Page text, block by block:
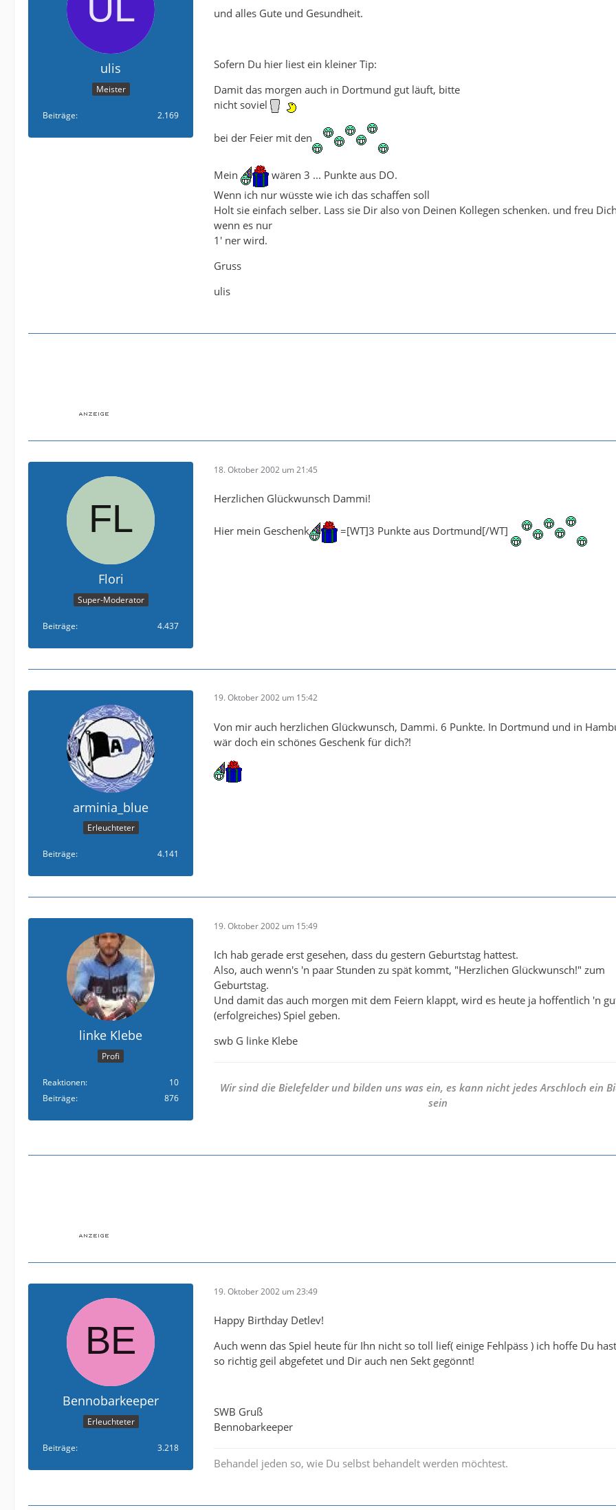
ulis
Meister
Beiträge 2.169
und alles Gute und Gesundheit.
Sofern Du hier liest ein kleiner Tip:
Damit das morgen auch in Dortmund gut läuft, bitte
nicht soviel
bei der Feier mit den
Mein
wären 3 ... Punkte aus DO.
Wenn ich nur wüsste wie ich das schaffen soll
Holt sie einfach selber. Lass sie Dir also von Deinen Kollegen schenken. und freu
wenn es nur
1' ner wird.
Gruss
ulis
Flori
Super-Moderator
Beiträge 4.437
18. Oktober 2002 um 21:45
Herzlichen Glückwunsch Dammi!
Hier mein Geschenk =[WT]3 Punkte aus Dortmund[/WT]
arminia_blue
Erleuchteter
Beiträge 4.141
19. Oktober 2002 um 15:42
Von mir auch herzlichen Glückwunsch, Dammi. 6 Punkte. In Dortmund und in
wär doch ein schönes Geschenk für dich?!
linke Klebe
Profi
Reaktionen
10
Beiträge
876
19. Oktober 2002 um 15:49
Ich hab gerade erst gesehen, dass du gestern Geburtstag hattest.
Also, auch wenn's 'n paar Stunden zu spät kommt, "Herzlichen Glückwunsch!" zum
Geburtstag.
Und damit das auch morgen mit dem Feiern klappt, wird es heute ja hoffentlich 'n
(erfolgreiches) Spiel geben.
swb G linke Klebe
Wir sind die Bielefelder und bilden uns was ein, es kann nicht jedes Arschloch ein
sein
Bennobarkeeper
Erleuchteter
Beiträge 3.218
19. Oktober 2002 um 23:49
Happy Birthday Detlev!
Auch wenn das Spiel heute für Ihn nicht so toll lief( einige Fehlpäss ) ich hoffe Du
so richtig geil abgefetet und Dir auch nen Sekt gegönnt!
SWB Gruß
Bennobarkeeper
Behandel jeden so, wie Du selbst behandelt werden möchtest.